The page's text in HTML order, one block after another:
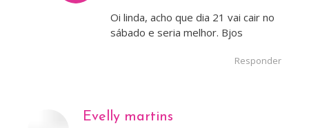
Oi linda, acho que dia 21 vai cair no
sábado e seria melhor. Bjos
Responder
Evelly martins